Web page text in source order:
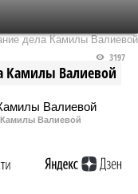
дела Камилы Валиевой
Камилы Валиевой
3197
Камилы Валиевой